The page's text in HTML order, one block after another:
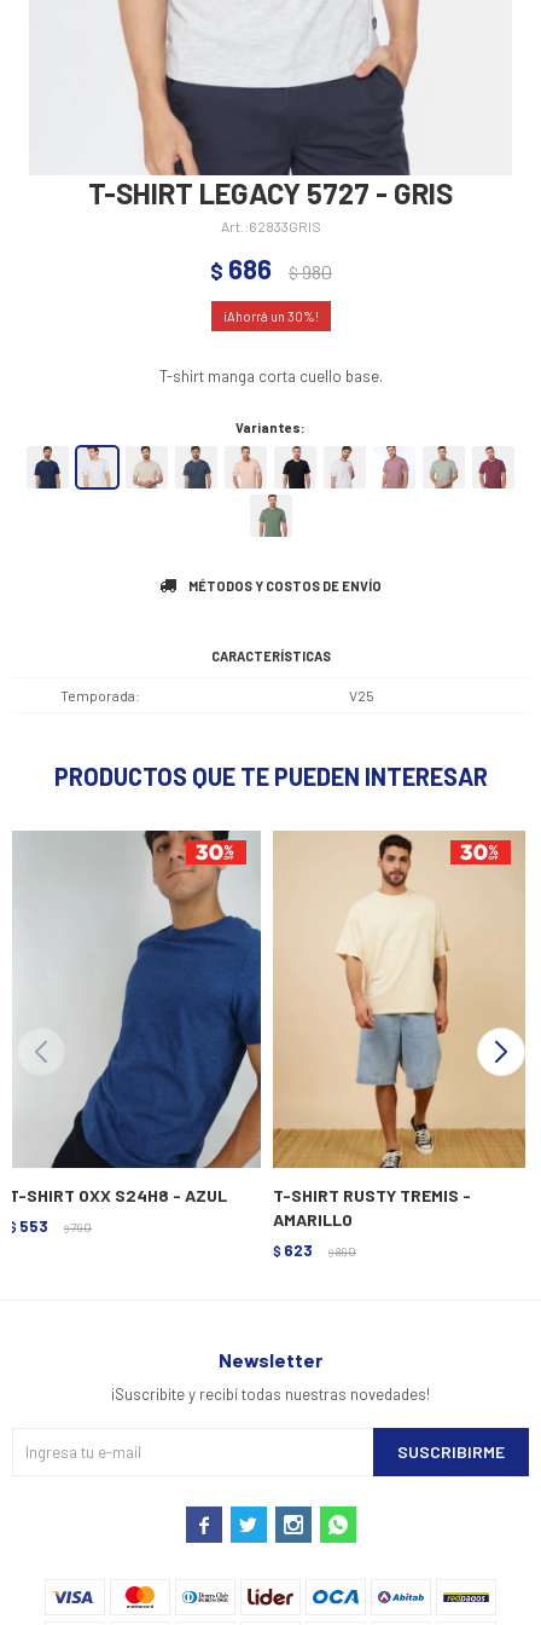
T-SHIRT LEGACY 5727 - GRIS
62833GRIS
$ 686 $980
30
T-shirt manga corta cuello base.
Variantes:
MÉTODOS Y COSTOS DE ENVÍO
CARACTERÍSTICAS
Temporada V25
PRODUCTOS QUE TE PUEDEN INTERESAR
T-SHIRT OXX S24H8 - AZUL
$ 553 $ 790
T-SHIRT RUSTY TREMIS -
AMARILLO
$ 623 $ 890
Newsletter
¡Suscribite y recibí todas nuestras novedades!
SUSCRIBIRME
   